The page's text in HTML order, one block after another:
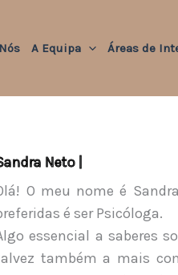
A Equipa Áreas de
Neto |
O meu nome é
é ser Psicóloga.
essencial a saberes
também a mais